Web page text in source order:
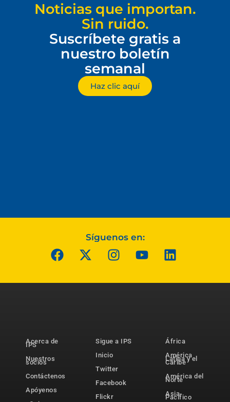
Noticias que importan.
Sin ruido.
Suscríbete gratis a
nuestro boletín
semanal
Haz clic aquí
Síguenos en:
Acerca de
IPS
Nuestros
socios
Contáctenos
Apóyenos
Sigue a IPS
Inicio
Twitter
Facebook
Flickr
África
América
Latina y el
Caribe
América del
Norte
Asia-
Pacífico